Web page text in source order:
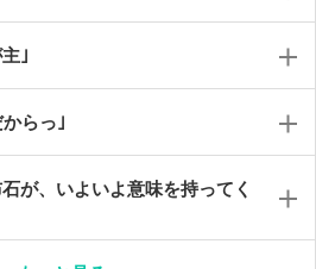
｣
らっ｣
が、いよいよ意味を持ってく